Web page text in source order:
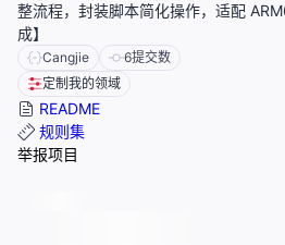
整流程，封装脚本简化操作，适配
成】
Cangjie 6提交数
定制我的领域
README
规则集
举报项目